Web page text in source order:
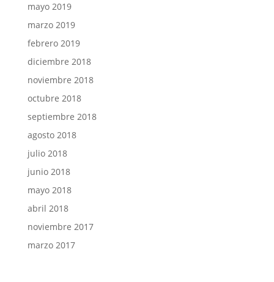
mayo 2019
marzo 2019
febrero 2019
diciembre 2018
noviembre 2018
octubre 2018
septiembre 2018
agosto 2018
julio 2018
junio 2018
mayo 2018
abril 2018
noviembre 2017
marzo 2017